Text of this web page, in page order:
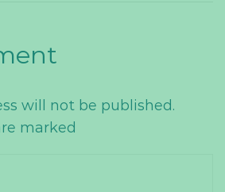
will not be published.
marked